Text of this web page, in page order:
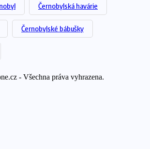
Černobylská havárie
Černobylské bábušky
- Všechna práva vyhrazena.